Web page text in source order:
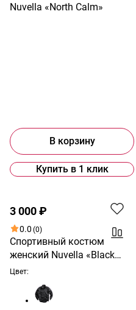
Nuvella «North Calm»
В корзину
Купить в 1 клик
3 000 ₽
0.0 (0)
Спортивный костюм
женский Nuvella «Black
Motion»
Цвет: